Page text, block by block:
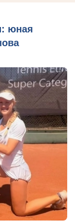
юная